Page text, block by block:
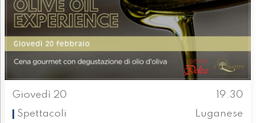
Giovedì 20
19.30
Spettacoli
Luganese